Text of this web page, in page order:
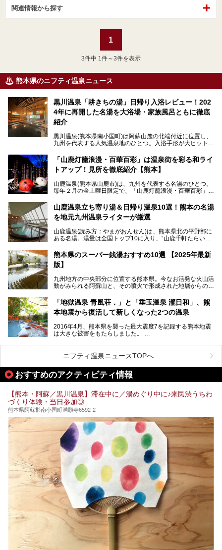
関連情報から探す
1
3件中 1件～3件を表示
熊本県のニフティ温泉ニュース
黒川温泉「耕きちの湯」日帰り入浴レビュー！202
4年に再開した名湯を大浴場・家族風呂ともに徹底
紹介
黒川温泉(熊本県南小国町)は阿蘇山麓の北端付近に位置し、
九州を代表する人気温泉地のひとつ。入浴手形が大ヒット
す。
中でも「耕きち(こうきち)の湯」は露天風呂を持たないもの
り一度廃業しましたが、2024年10月に営業再開。数多くの
温泉ファンに注目される名湯です。
今回は再開した耕きちの湯を訪問し、全浴室(男女別大浴
「山鹿灯籠浪漫・百華百彩」は温泉街を彩る和ライ
トアップ！見所を徹底紹介【熊本】
山鹿温泉(熊本県山鹿市)は、九州を代表する名湯のひとつ。
毎年２月の金土曜日限定で、「山鹿灯籠浪漫・百華百彩」
ます。和傘や竹、ろうそくなどを用いて、和情緒たっぷりの
ライトアップが無料で楽しめます。
日、の合計8日間開催。今回は地元九州在住の筆者が、その
見所を徹底紹介。併せて、その他イベントや立ち寄り湯も併
山鹿温泉立ち寄り湯＆日帰り温泉10選！熊本の名湯
を地元九州温泉ライターが厳選
山鹿温泉(読み方：やまがおんせん)は、熊本県北の平野部に
ある名湯。湯量は全国トップ10に入り、“山鹿千軒たらいな
泉質であり、お湯の良さにも定評があります。
今回は地元九州の温泉ライターの私が実際に入浴した中か
設・家族風呂の3パターンに分類し、合計10施設を厳選して
ご紹介。ぜひ、湯めぐりの参考にして下さいね！
熊本県のスーパー銭湯おすすめ10選 【2025年最新
版】
九州地方の中央部分に位置する熊本県。今なお活発な火山活
動がみられる阿蘇山と、その噴火で形成された地層からの湧
す。
そんな熊本県は、県内の至るところから温泉が湧いている温
泉県でもあります。山鹿温泉、玉名温泉、黒川温泉、人吉温
出すスーパー銭湯が豊富です。なかでも注目のスーパー銭湯
をピックアップしました。
「地獄温泉 青風荘．」と「垂玉温泉 瀧日和」、熊
本地震から復活して新しくなった2つの温泉
2016年4月、熊本県を襲った最大震度7を記録する熊本地震
は大きな被害をもたらしました。
阿蘇山麓の南阿蘇村の「地獄温泉 清風荘」、そして「清風
荘」から400mほど離れた「垂玉（たるたま）温泉 山口旅
館」の2軒は、この地震による土砂崩れなどのために、一時
期は孤立状態に。もしかしたらこの時のニュースで、「地獄
温泉」と「垂玉温泉」の名前を知った人もいるかもしれませ
ん。
この2軒は今どうなっているのでしょうか。実は現在は「地
獄温泉 青風荘．」「垂玉温泉 瀧日和」として営業を再開し
ています。2021年に現地を訪問してきましたのでレポート
します。
ニフティ温泉ニュースTOPへ
おすすめのアクティビティ情報
【熊本・阿蘇／黒川温泉】滞在中に／湯めぐり中に♪来民渋うちわ
づくり体験・当日参加◎
熊本県阿蘇郡南小国町満願寺6592-2